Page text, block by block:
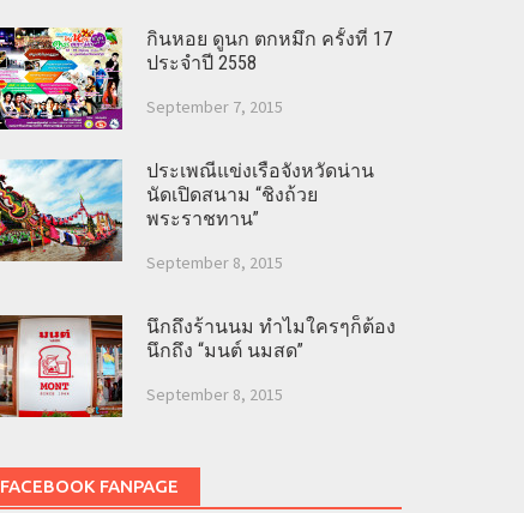
กินหอย ดูนก ตกหมึก ครั้งที่ 17
ประจำปี 2558
September 7, 2015
ประเพณีแข่งเรือจังหวัดน่าน
นัดเปิดสนาม “ชิงถ้วย
พระราชทาน”
September 8, 2015
นึกถึงร้านนม ทำไมใครๆก็ต้อง
นึกถึง “มนต์ นมสด”
September 8, 2015
FACEBOOK FANPAGE